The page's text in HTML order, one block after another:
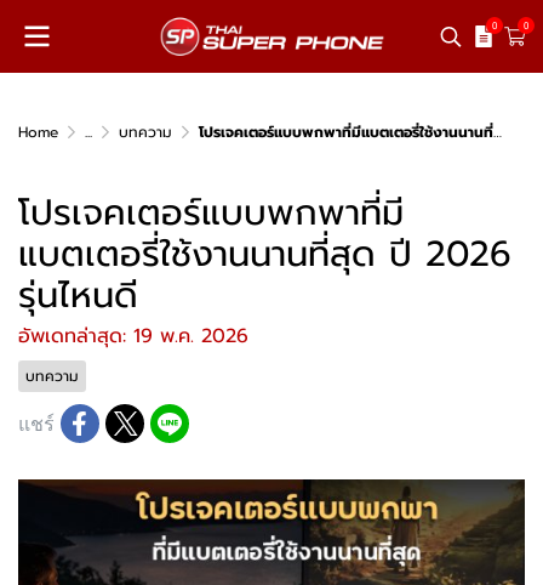
0 0
Home ... บทความ โปรเจคเตอร์แบบพกพาที่มีแบตเตอรี่ใช้งานนานที่สุด ปี 2026 รุ่นไหนดี
โปรเจคเตอร์แบบพกพาที่มี
แบตเตอรี่ใช้งานนานที่สุด ปี 2026
รุ่นไหนดี
อัพเดทล่าสุด: 19 พ.ค. 2026
บทความ
แชร์